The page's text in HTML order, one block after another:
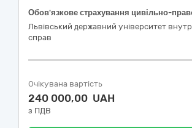
Львівський державний університет
справ
Очікувана вартість
240 000,00 UAH
з ПДВ